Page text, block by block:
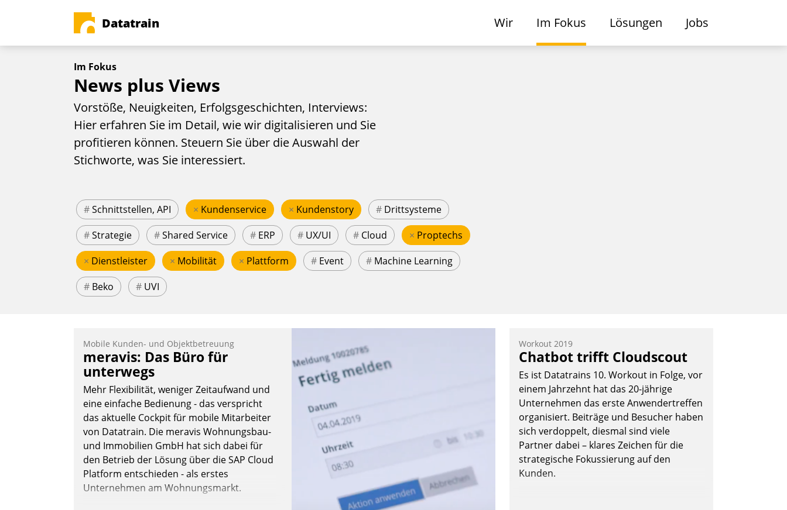
Datatrain Wir Im Fokus Lösungen Jobs
Im Fokus
News plus Views
Vorstöße, Neuigkeiten, Erfolgsgeschichten, Interviews:
Hier erfahren Sie im Detail, wie wir digitalisieren und Sie
profitieren können. Steuern Sie über die Auswahl der
Stichworte, was Sie interessiert.
#Schnittstellen, API × Kundenservice × Kundenstory # Drittsysteme
#Strategie #Shared Service # ERP # UX/UI # Cloud × Proptechs
× Dienstleister × Mobilität × Plattform # Event # Machine Learning
# Beko # UVI
Mobile Kunden- und Objektbetreuung
meravis: Das Büro für
unterwegs
Mehr Flexibilität, weniger Zeitaufwand und
eine einfache Bedienung - das verspricht
das aktuelle Cockpit für mobile Mitarbeiter
von Datatrain. Die meravis Wohnungsbau-
und Immobilien GmbH hat sich dabei für
den Betrieb der Lösung über die SAP Cloud
Platform entschieden - als erstes
Unternehmen am Wohnungsmarkt.
Workout 2019
Chatbot trifft Cloudscout
Es ist Datatrains 10. Workout in Folge, vor
einem Jahrzehnt hat das 20-jährige
Unternehmen das erste Anwendertreffen
organisiert. Beiträge und Besucher haben
sich verdoppelt, diesmal sind viele
Partner dabei – klares Zeichen für die
strategische Fokussierung auf den
Kunden.